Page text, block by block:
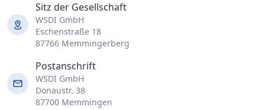
Sitz der Gesellschaft
WSDI GmbH
Eschenstraße 18
87766 Memmingerberg
Postanschrift
WSDI GmbH
Donaustr. 38
87700 Memmingen